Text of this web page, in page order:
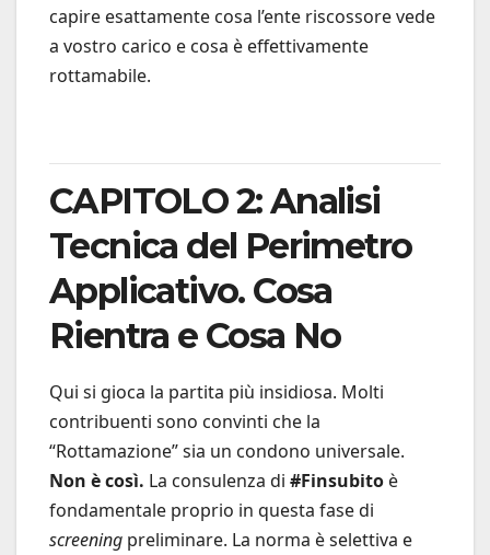
capire esattamente cosa l’ente riscossore vede
a vostro carico e cosa è effettivamente
rottamabile.
CAPITOLO 2: Analisi
Tecnica del Perimetro
Applicativo. Cosa
Rientra e Cosa No
Qui si gioca la partita più insidiosa. Molti
contribuenti sono convinti che la
“Rottamazione” sia un condono universale.
Non è così. La consulenza di #Finsubito è
fondamentale proprio in questa fase di
screening preliminare. La norma è selettiva e